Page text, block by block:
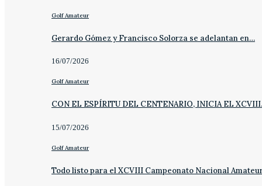
Golf Amateur
Gerardo Gómez y Francisco Solorza se adelantan en…
16/07/2026
Golf Amateur
CON EL ESPÍRITU DEL CENTENARIO, INICIA EL
15/07/2026
Golf Amateur
Todo listo para el XCVIII Campeonato Nacional